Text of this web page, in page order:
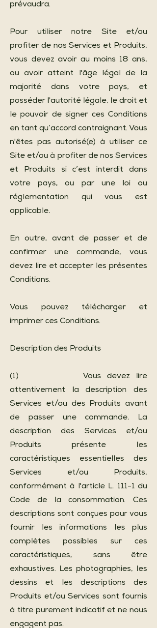
prévaudra.
Pour utiliser notre Site et/ou
profiter de nos Services et Produits,
vous devez avoir au moins 18 ans,
ou avoir atteint l'âge légal de la
majorité dans votre pays, et
posséder l'autorité légale, le droit et
le pouvoir de signer ces Conditions
en tant qu’accord contraignant. Vous
n'êtes pas autorisé(e) à utiliser ce
Site et/ou à profiter de nos Services
et Produits si c’est interdit dans
votre pays, ou par une loi ou
réglementation qui vous est
applicable.
En outre, avant de passer et de
confirmer une commande, vous
devez lire et accepter les présentes
Conditions.
Vous pouvez télécharger et
imprimer ces Conditions.
Description des Produits
(1) Vous devez lire
attentivement la description des
Services et/ou des Produits avant
de passer une commande. La
description des Services et/ou
Produits présente les
caractéristiques essentielles des
Services et/ou Produits,
conformément à l'article L. 111-1 du
Code de la consommation. Ces
descriptions sont conçues pour vous
fournir les informations les plus
complètes possibles sur ces
caractéristiques, sans être
exhaustives. Les photographies, les
dessins et les descriptions des
Produits et/ou Services sont fournis
à titre purement indicatif et ne nous
engagent pas.